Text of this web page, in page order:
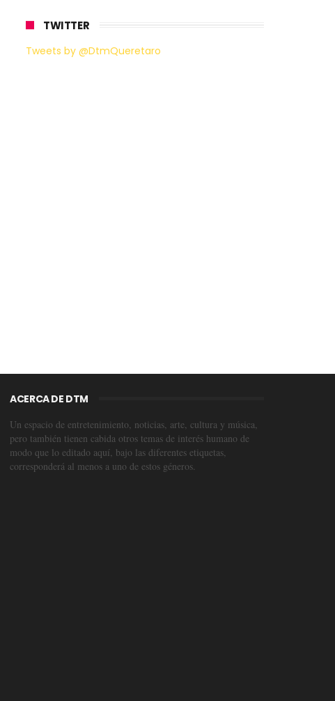
TWITTER
Tweets by @DtmQueretaro
ACERCA DE DTM
Un espacio de entretenimiento, noticias, arte, cultura y música,
pero también tienen cabida otros temas de interés humano de
modo que lo editado aquí, bajo las diferentes etiquetas,
corresponderá al menos a uno de estos géneros.